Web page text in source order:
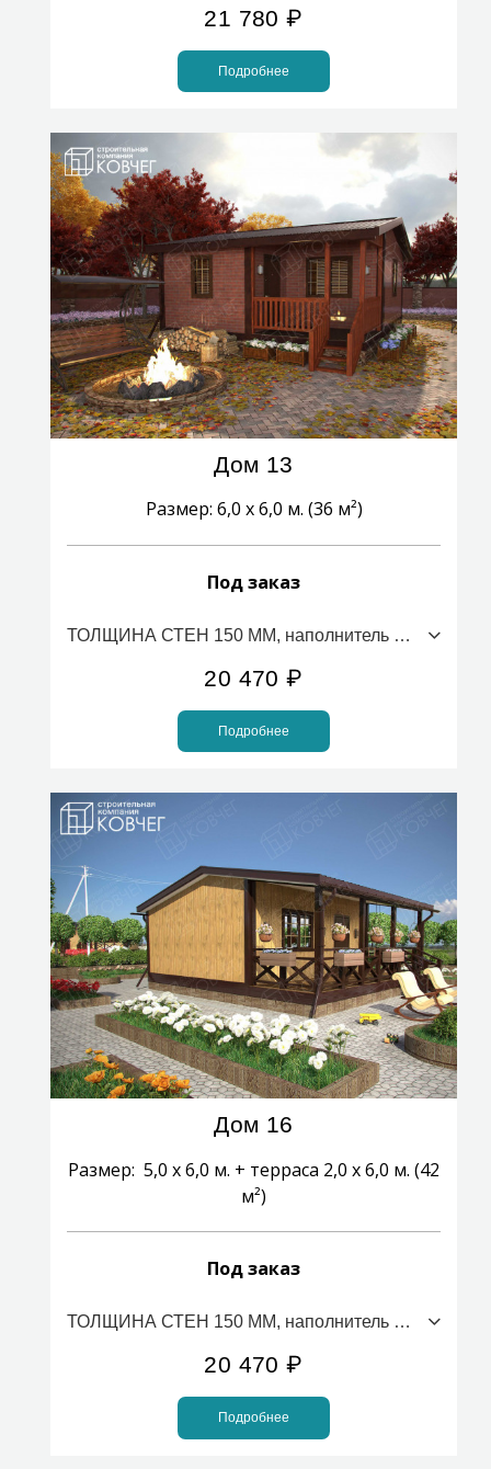
21 780 ₽
Подробнее
Дом 13
Размер: 6,0 х 6,0 м. (36 м²)
Под заказ
ТОЛЩИНА СТЕН 150 ММ, наполнитель ПСБС (стоимость за 1м2)
20 470 ₽
Подробнее
Дом 16
Размер: 5,0 х 6,0 м. + терраса 2,0 х 6,0 м. (42
м²)
Под заказ
ТОЛЩИНА СТЕН 150 ММ, наполнитель ПСБС (стоимость за 1м2)
20 470 ₽
Подробнее